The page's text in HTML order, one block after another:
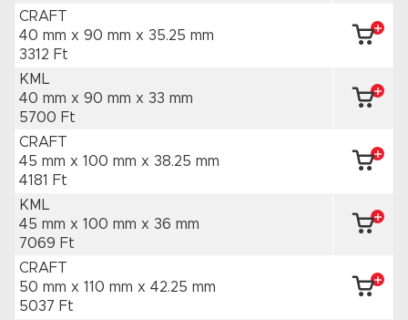
CRAFT
40 mm x 90 mm x 35.25 mm
3312 Ft
KML
40 mm x 90 mm x 33 mm
5700 Ft
CRAFT
45 mm x 100 mm x 38.25 mm
4181 Ft
KML
45 mm x 100 mm x 36 mm
7069 Ft
CRAFT
50 mm x 110 mm x 42.25 mm
5037 Ft